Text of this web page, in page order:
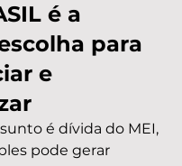
é a
para
e
é dívida do MEI,
pode gerar